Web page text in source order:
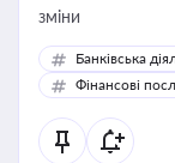
зміни
Банківська
Фінансові